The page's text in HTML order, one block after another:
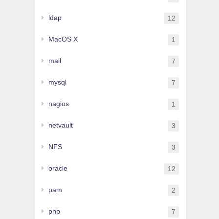
ldap 12
MacOS X 1
mail 7
mysql 7
nagios 1
netvault 3
NFS 3
oracle 12
pam 2
php 7